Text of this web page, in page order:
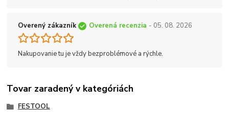
Overený zákazník Overená recenzia - 05. 08. 2026
Nakupovanie tu je vždy bezproblémové a rýchle.
Tovar zaradený v kategóriách
FESTOOL